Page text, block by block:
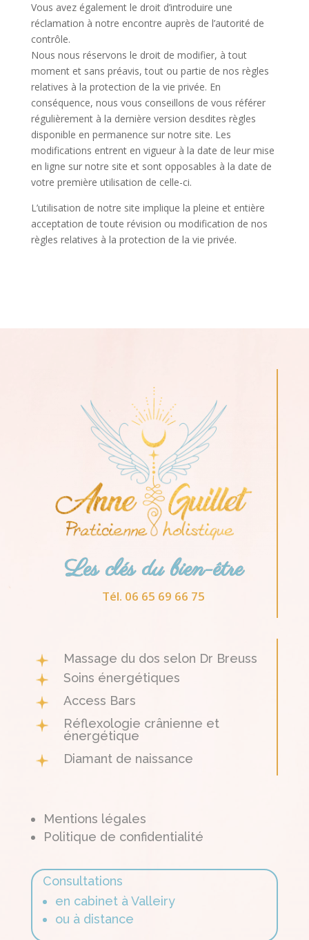
Vous avez également le droit d’introduire une
réclamation à notre encontre auprès de l’autorité de
contrôle.
Nous nous réservons le droit de modifier, à tout
moment et sans préavis, tout ou partie de nos règles
relatives à la protection de la vie privée. En
conséquence, nous vous conseillons de vous référer
régulièrement à la dernière version desdites règles
disponible en permanence sur notre site. Les
modifications entrent en vigueur à la date de leur mise
en ligne sur notre site et sont opposables à la date de
votre première utilisation de celle-ci.
L’utilisation de notre site implique la pleine et entière
acceptation de toute révision ou modification de nos
règles relatives à la protection de la vie privée.
Les clés du bien-être
Tél. 06 65 69 66 75
Massage du dos selon Dr Breuss
Soins énergétiques
Access Bars
Réflexologie crânienne et
énergétique
Diamant de naissance
Mentions légales
Politique de confidentialité
Consultations
en cabinet à Valleiry
ou à distance